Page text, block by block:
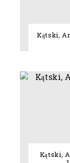
Kątski,
Kątski,